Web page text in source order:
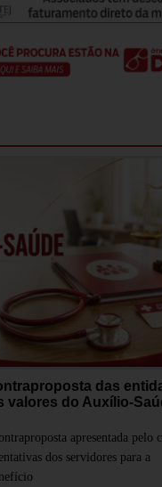
das
valores do Auxílio-
apresentada pelo
dos servidores para a